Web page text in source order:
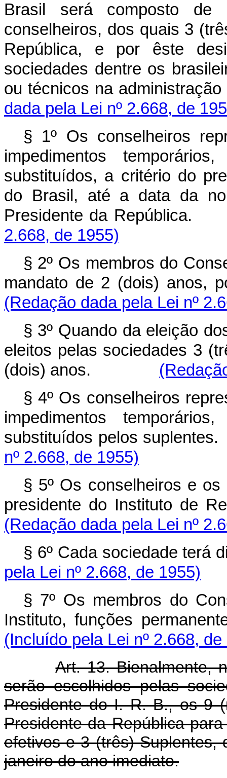
Brasil será composto de
conselheiros, dos quais 3
República, e por êste
sociedades dentre os
ou técnicos na
dada pela Lei nº 2.668, de
§ 1º Os conselheiros
impedimentos
substituídos, a critério do
do Brasil, até a data da
Presidente da
2.668, de 1955)
§ 2º Os membros do
mandato de 2 (dois)
(Redação dada pela Lei nº
§ 3º Quando da eleição
eleitos pelas sociedades 3
(dois) anos.
§ 4º Os conselheiros
impedimentos
substituídos pelos
nº 2.668, de 1955)
§ 5º Os conselheiros e
presidente do Instituto de
(Redação dada pela Lei nº
§ 6º Cada
pela Lei nº 2.668, de 1955)
§ 7º Os membros do
Instituto, funções
(Incluído pela Lei nº 2.668, de
Art. 13. Bienalmente,
serão escolhidos pelas
Presidente do I. R. B., os 9
Presidente da República
efetivos e 3 (três)
janeiro do ano imediato.